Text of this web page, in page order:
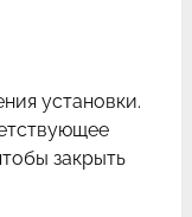
установки.
закрыть